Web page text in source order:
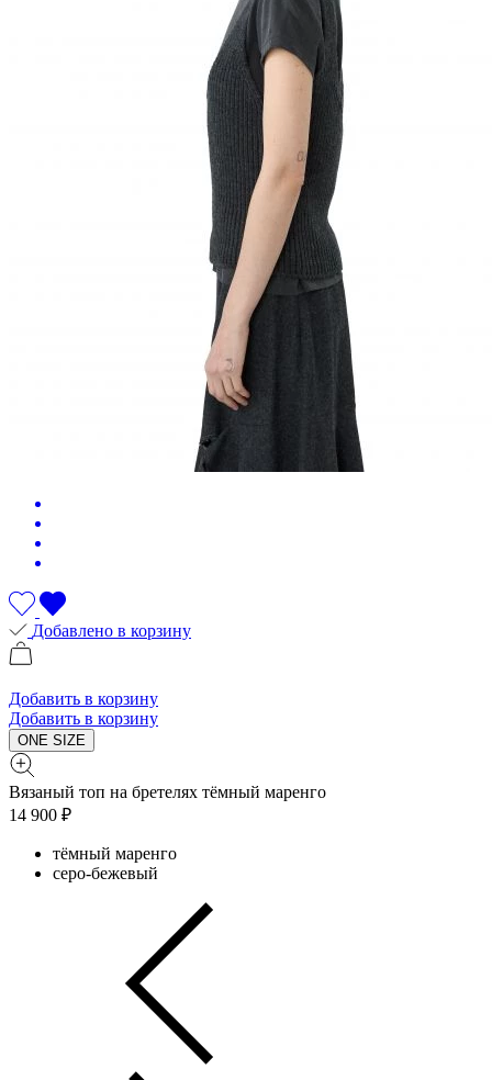
Добавлено в корзину
Добавить в корзину
Добавить в корзину
ONE SIZE
Вязаный топ на бретелях тёмный маренго
14 900 ₽
тёмный маренго
серо-бежевый